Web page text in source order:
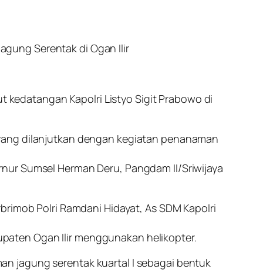
Serentak di Ogan Ilir
kedatangan Kapolri Listyo Sigit Prabowo di
dilanjutkan dengan kegiatan penanaman
Sumsel Herman Deru, Pangdam II/Sriwijaya
Polri Ramdani Hidayat, As SDM Kapolri
Ogan Ilir menggunakan helikopter.
jagung serentak kuartal I sebagai bentuk